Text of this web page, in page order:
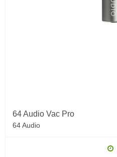
64 Audio Vac Pro
64 Audio